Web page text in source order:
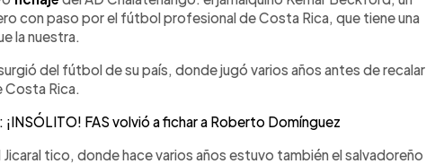
con paso por el fútbol profesional de Costa Rica, que tiene una
la nuestra.
del fútbol de su país, donde jugó varios años antes de recalar
Costa Rica.
¡INSÓLITO! FAS volvió a fichar a Roberto Domínguez
tico, donde hace varios años estuvo también el salvadoreño